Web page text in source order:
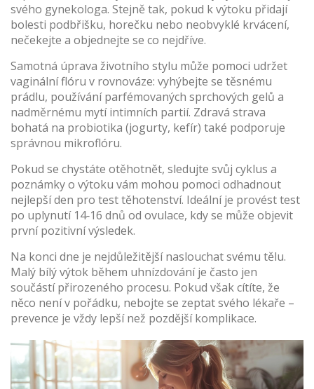
svého gynekologa. Stejně tak, pokud k výtoku přidají
bolesti podbřišku, horečku nebo neobvyklé krvácení,
nečekejte a objednejte se co nejdříve.
Samotná úprava životního stylu může pomoci udržet
vaginální flóru v rovnováze: vyhýbejte se těsnému
prádlu, používání parfémovaných sprchových gelů a
nadměrnému mytí intimních partií. Zdravá strava
bohatá na probiotika (jogurty, kefír) také podporuje
správnou mikroflóru.
Pokud se chystáte otěhotnět, sledujte svůj cyklus a
poznámky o výtoku vám mohou pomoci odhadnout
nejlepší den pro test těhotenství. Ideální je provést test
po uplynutí 14‑16 dnů od ovulace, kdy se může objevit
první pozitivní výsledek.
Na konci dne je nejdůležitější naslouchat svému tělu.
Malý bílý výtok během uhnízdování je často jen
součástí přirozeného procesu. Pokud však cítíte, že
něco není v pořádku, nebojte se zeptat svého lékaře –
prevence je vždy lepší než pozdější komplikace.